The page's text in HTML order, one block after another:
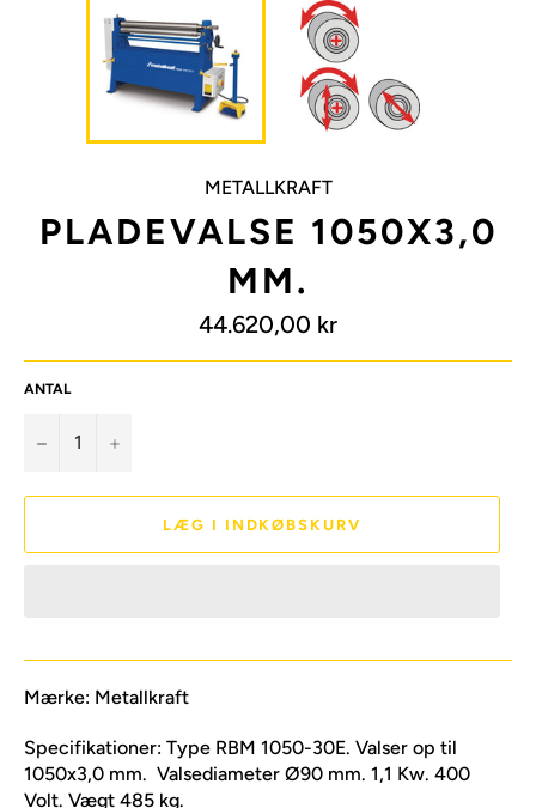
METALLKRAFT
PLADEVALSE 1050X3,0
MM.
Normalpris
44.620,00 kr
ANTAL
− +
LÆG I INDKØBSKURV
Mærke: Metallkraft
Specifikationer: Type RBM 1050-30E. Valser op til
1050x3,0 mm. Valsediameter Ø90 mm. 1,1 Kw. 400
Volt. Vægt 485 kg.